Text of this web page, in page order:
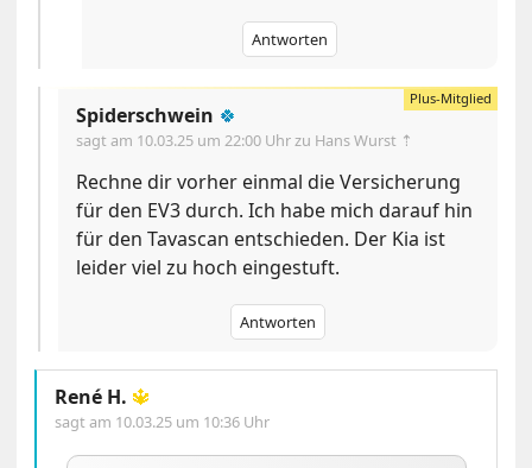
Antworten
Spiderschwein 🍀
sagt am 10.03.25 um 22:00 Uhrzu Hans Wurst ⇡
Rechne dir vorher einmal die Versicherung
für den EV3 durch. Ich habe mich darauf hin
für den Tavascan entschieden. Der Kia ist
leider viel zu hoch eingestuft.
Antworten
René H. 🔱
sagt am 10.03.25 um 10:36 Uhr